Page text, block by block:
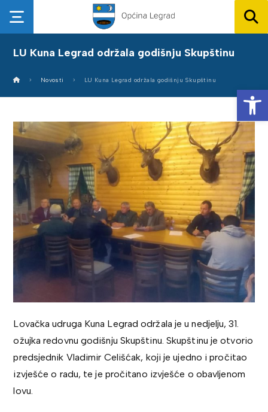
LU Kuna Legrad održala godišnju Skupštinu
Novosti LU Kuna Legrad održala godišnju Skupštinu
Lovačka udruga Kuna Legrad održala je u nedjelju, 31.
ožujka redovnu godišnju Skupštinu. Skupštinu je otvorio
predsjednik Vladimir Celišćak, koji je ujedno i pročitao
izvješće o radu, te je pročitano izvješće o obavljenom
lovu.